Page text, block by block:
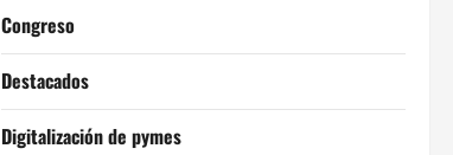
Congreso
Destacados
Digitalización de pymes